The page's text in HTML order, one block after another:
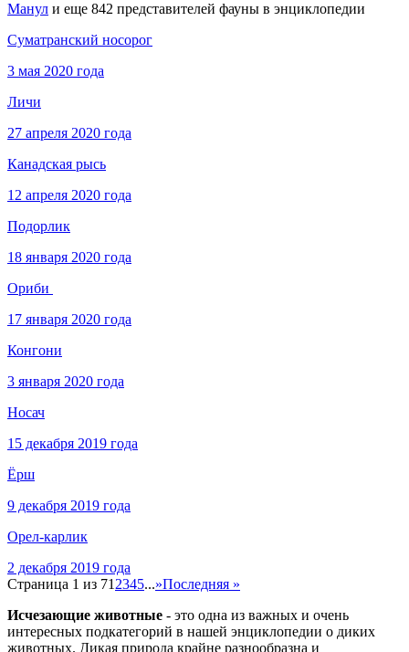
Манул и еще 842 представителей фауны в энциклопедии
Суматранский носорог
3 мая 2020 года
Личи
27 апреля 2020 года
Канадская рысь
12 апреля 2020 года
Подорлик
18 января 2020 года
Ориби
17 января 2020 года
Конгони
3 января 2020 года
Носач
15 декабря 2019 года
Ёрш
9 декабря 2019 года
Орел-карлик
2 декабря 2019 года
Страница 1 из 71 2345...»Последняя »
Исчезающие животные - это одна из важных и очень
интересных подкатегорий в нашей энциклопедии о диких
животных. Дикая природа крайне разнообразна и